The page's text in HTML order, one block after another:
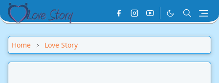
Home Love Story